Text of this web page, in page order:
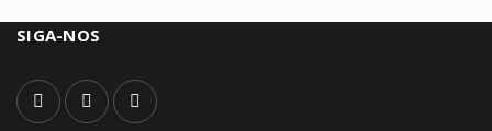
SIGA-NOS